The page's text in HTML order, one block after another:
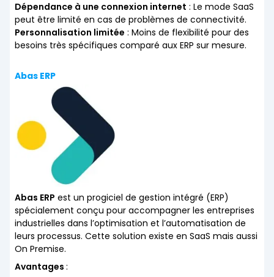
Dépendance à une connexion internet : Le mode SaaS
peut être limité en cas de problèmes de connectivité.
Personnalisation limitée : Moins de flexibilité pour des
besoins très spécifiques comparé aux ERP sur mesure.
Abas ERP
Abas ERP est un progiciel de gestion intégré (ERP)
spécialement conçu pour accompagner les entreprises
industrielles dans l’optimisation et l’automatisation de
leurs processus. Cette solution existe en SaaS mais aussi
On Premise.
Avantages :